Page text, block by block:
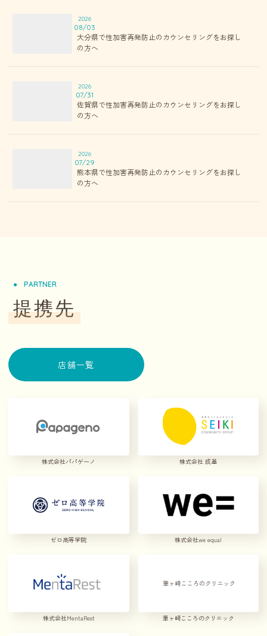
2026
08/03
大分県で性加害再発防止のカウンセリングをお探し
の方へ
2026
07/31
佐賀県で性加害再発防止のカウンセリングをお探し
の方へ
2026
07/29
熊本県で性加害再発防止のカウンセリングをお探し
の方へ
PARTNER
提携先
店舗一覧
株式会社パパゲーノ 株式会社 成基
ゼロ高等学院 株式会社we equal
株式会社MentaRest 筆ヶ崎こころのクリニック